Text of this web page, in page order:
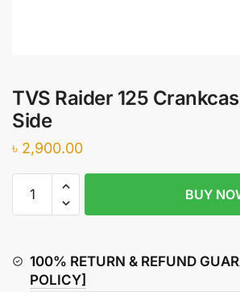
TVS Raider 125
Side
৳ 2,900.00
Raider
–
Right
BUY
100% RETURN & REFUND
POLICY]